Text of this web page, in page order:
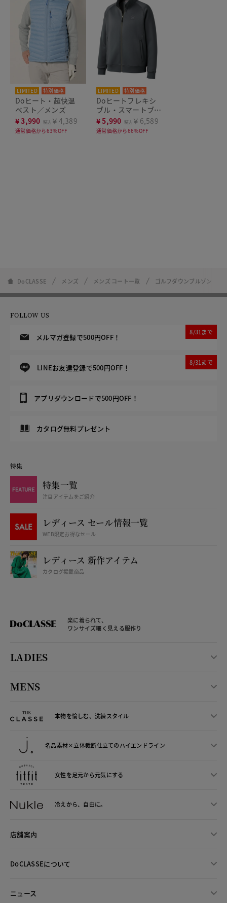
LIMITED 特別価格
Doヒート・超快温
ベスト／メンズ
¥3,990 税込 ￥4,389
通常価格から63%OFF
LIMITED 特別価格
Doヒートフレキシ
ブル・スマートブル
ゾン
¥5,990 税込 ￥6,589
通常価格から66%OFF
DoCLASSE メンズ メンズ コート一覧 ゴルフダウンブルゾン
FOLLOW US
メルマガ登録で500円OFF！
8/31まで
LINEお友達登録で500円OFF！
8/31まで
アプリダウンロードで500円OFF！
カタログ無料プレゼント
特集
特集一覧
注目アイテムをご紹介
レディース セール情報一覧
WEB限定お得なセール
レディース 新作アイテム
カタログ掲載商品
楽に着られて、
ワンサイズ細く見える服作り
LADIES
MENS
本物を愉しむ、洗練スタイル
名品素材×立体裁断仕立てのハイエンドライン
女性を足元から元気にする
冷えから、 自由に。
店舗案内
DoCLASSEについて
ニュース